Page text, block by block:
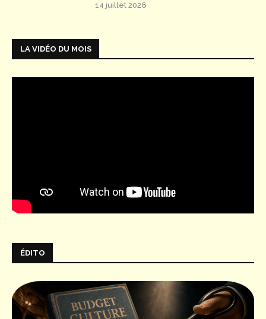
14 juillet 2026
LA VIDÉO DU MOIS
ÉDITO